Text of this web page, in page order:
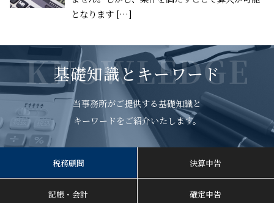
となります […]
KNOWLEDGE
基礎知識とキーワード
当事務所がご提供する基礎知識と
キーワードをご紹介いたします。
税務顧問 決算申告
記帳・会計 確定申告